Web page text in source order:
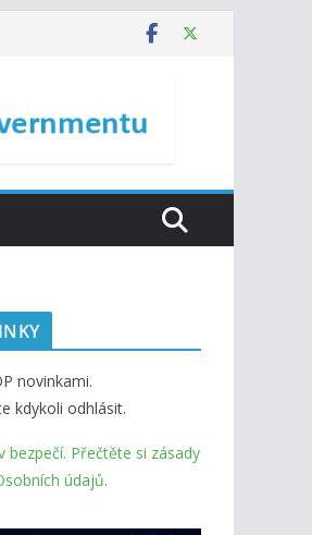
novinkami.
kdykoli odhlásit.
bezpečí. Přečtěte si zásady
údajů.